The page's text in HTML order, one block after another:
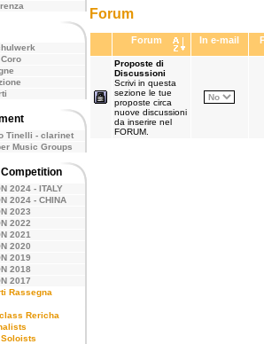
Tinelli - clarinet
Music Groups
2024 - ITALY
2024 - CHINA
2023
2022
2021
2020
2019
2018
2017
Rassegna
Rericha
Forum
Forum In e-mail
Proposte di
Discussioni
Scrivi in questa
sezione le tue
proposte circa
nuove discussioni
da inserire nel
FORUM.